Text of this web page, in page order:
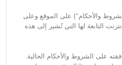
والأحكام”) على الموقع وعلى
التابعة لها التي تُشير إلى هذه
على الشروط والأحكام الحالية.